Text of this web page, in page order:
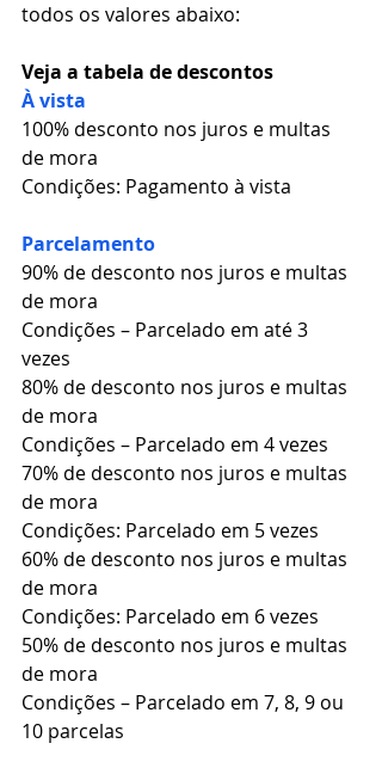
todos os valores abaixo:
Veja a tabela de descontos
À vista
100% desconto nos juros e multas
de mora
Condições: Pagamento à vista
Parcelamento
90% de desconto nos juros e multas
de mora
Condições – Parcelado em até 3
vezes
80% de desconto nos juros e multas
de mora
Condições – Parcelado em 4 vezes
70% de desconto nos juros e multas
de mora
Condições: Parcelado em 5 vezes
60% de desconto nos juros e multas
de mora
Condições: Parcelado em 6 vezes
50% de desconto nos juros e multas
de mora
Condições – Parcelado em 7, 8, 9 ou
10 parcelas